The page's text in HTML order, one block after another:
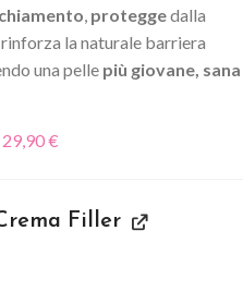
, proteggedalla
la naturale barriera
una pelle più giovane, sana
29,90€
Filler